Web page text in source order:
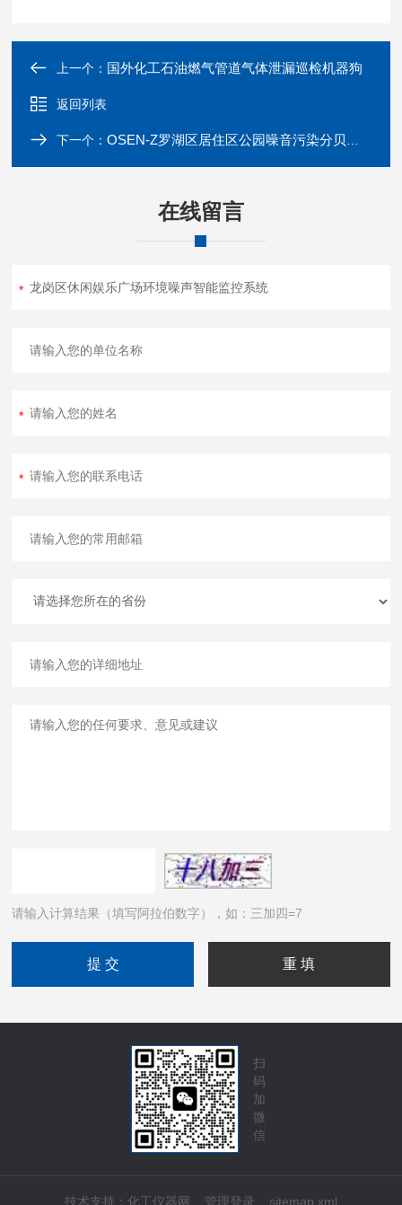
上一个： 国外化工石油燃气管道气体泄漏巡检机器狗
返回列表
下一个：OSEN-Z罗湖区居住区公园噪音污染分贝检测管理系统
在线留言
请输入计算结果（填写阿拉伯数字），如：三加四=7
扫
码
加
微
信
技术支持： 化工仪器网 管理登录 sitemap.xml